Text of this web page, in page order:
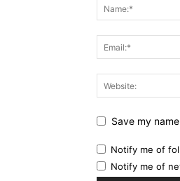
Save my
Notify me of
Notify me of